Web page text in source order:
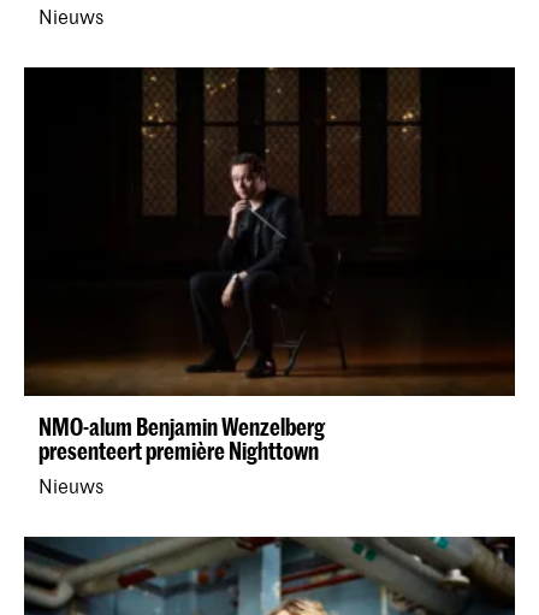
Nieuws
NMO-alum Benjamin Wenzelberg
presenteert première Nighttown
Nieuws